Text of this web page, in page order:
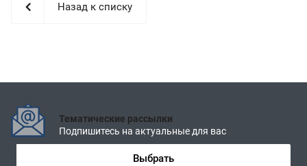
Назад к списку
Тематические рассылки
Подпишитесь на актуальные для вас
Выбрать